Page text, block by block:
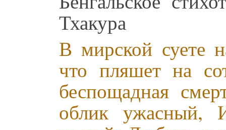
Тхакура
В мирской суете
что пляшет на
беспощадная
облик ужасный,